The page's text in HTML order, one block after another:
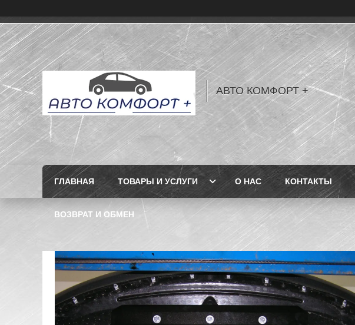
АВТО КОМФОРТ +
ГЛАВНАЯ ТОВАРЫ И УСЛУГИ О НАС КОНТАКТЫ
ВОЗВРАТ И ОБМЕН